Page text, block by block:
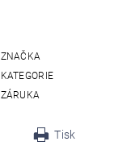
ZNAČKA
KATEGORIE
ZÁRUKA
Tisk